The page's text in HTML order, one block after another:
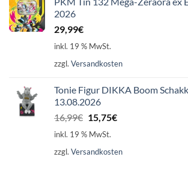
2026
29,99€
inkl. 19 % MwSt.
zzgl. Versandkosten
Tonie Figur DIKKA Boom
13.08.2026
16,99€ Ursprünglicher
Preis
16,99€
15,75€Aktueller
15,75€.
inkl. 19 % MwSt.
zzgl. Versandkosten